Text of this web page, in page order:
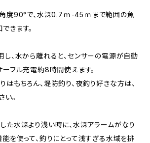
角度90°で、水深0.7ｍ-45ｍまで範囲の魚
きます。
し、水から離れると、センサーの電源が自動
ーフル充電約8時間使えます。
はもちろん、堤防釣り、夜釣り好きな方は、
い。
た水深より浅い時に、水深アラームがなり
能を使って、釣りにとって浅すぎる水域を排